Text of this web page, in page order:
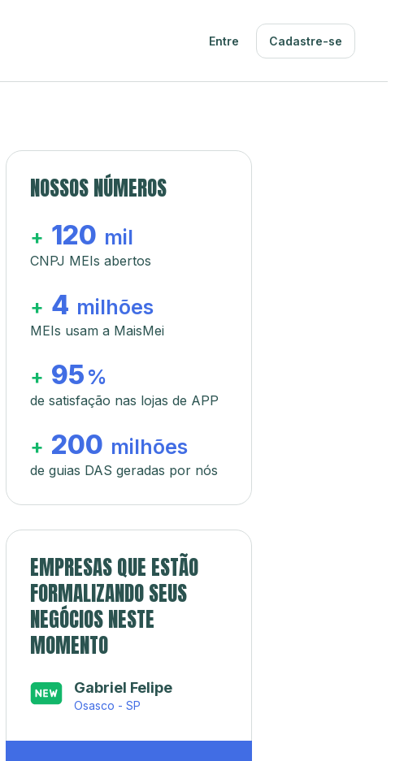
Entre Cadastre-se
NOSSOS NÚMEROS
+ 120 mil
CNPJ MEIs abertos
+ 4 milhões
MEIs usam a MaisMei
+ 95 %
de satisfação nas lojas de APP
+ 200 milhões
de guias DAS geradas por nós
EMPRESAS QUE ESTÃO
FORMALIZANDO SEUS
NEGÓCIOS NESTE
MOMENTO
Gabriel Felipe
Osasco - SP